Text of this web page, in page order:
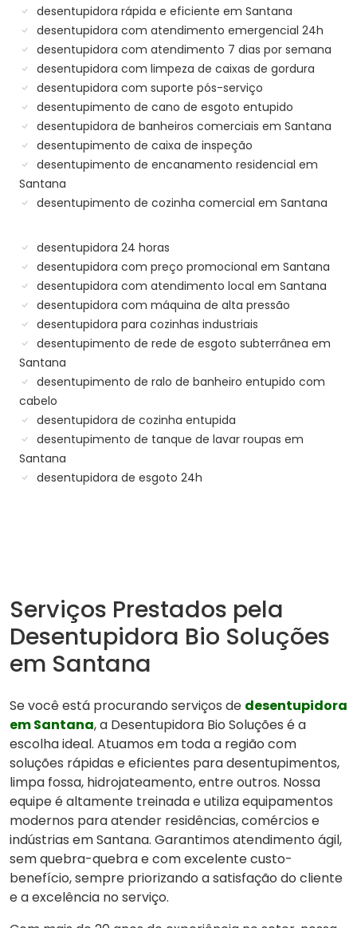
desentupidora rápida e eficiente em Santana
desentupidora com atendimento emergencial 24h
desentupidora com atendimento 7 dias por semana
desentupidora com limpeza de caixas de gordura
desentupidora com suporte pós-serviço
desentupimento de cano de esgoto entupido
desentupidora de banheiros comerciais em Santana
desentupimento de caixa de inspeção
desentupimento de encanamento residencial em
Santana
desentupimento de cozinha comercial em Santana
desentupidora 24 horas
desentupidora com preço promocional em Santana
desentupidora com atendimento local em Santana
desentupidora com máquina de alta pressão
desentupidora para cozinhas industriais
desentupimento de rede de esgoto subterrânea em
Santana
desentupimento de ralo de banheiro entupido com
cabelo
desentupidora de cozinha entupida
desentupimento de tanque de lavar roupas em
Santana
desentupidora de esgoto 24h
Serviços Prestados pela
Desentupidora Bio Soluções
em Santana
Se você está procurando serviços de desentupidora
em Santana, a Desentupidora Bio Soluções é a
escolha ideal. Atuamos em toda a região com
soluções rápidas e eficientes para desentupimentos,
limpa fossa, hidrojateamento, entre outros. Nossa
equipe é altamente treinada e utiliza equipamentos
modernos para atender residências, comércios e
indústrias em Santana. Garantimos atendimento ágil,
sem quebra-quebra e com excelente custo-
benefício, sempre priorizando a satisfação do cliente
e a excelência no serviço.